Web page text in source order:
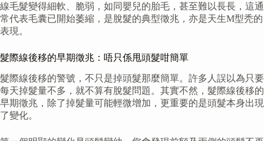
線毛髮變得細軟、脆弱，如同嬰兒的胎毛，甚至難以長長，這通
常代表毛囊已開始萎縮，是脫髮的典型徵兆，亦是天生M型秃的
表現。
髮際線後移的早期徵兆：唔只係甩頭髮咁簡單
髮際線後移的警號，不只是掉頭髮那麼簡單。許多人誤以為只要
每天掉髮量不多，就不算有脫髮問題。其實不然，髮際線後移的
早期徵兆，除了掉髮量可能輕微增加，更重要的是頭髮本身出現
了變化。